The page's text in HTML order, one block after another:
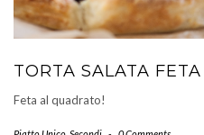
TORTA SALATA
Feta al quadrato!